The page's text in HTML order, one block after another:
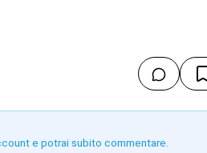
e potrai subito commentare.